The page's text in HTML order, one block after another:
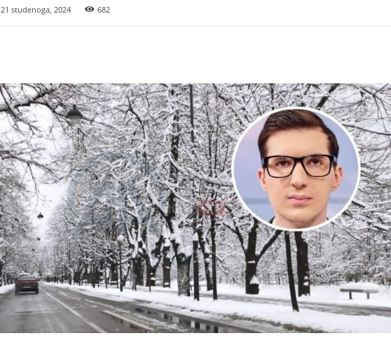
21 studenoga, 2024 682